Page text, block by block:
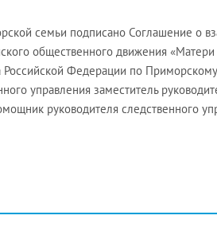
семьи подписано Соглашение о
общественного движения
Российской Федерации по
управления заместитель
руководителя следственного